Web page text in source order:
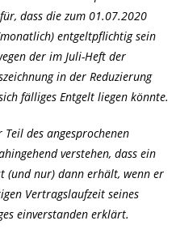
dass die zum 01.07.2020
entgeltpflichtig sein
der im Juli-Heft der
in der Reduzierung
fälliges Entgelt liegen könnte.
des angesprochenen
verstehen, dass ein
(und nur) dann erhält, wenn er
Vertragslaufzeit seines
einverstanden erklärt.